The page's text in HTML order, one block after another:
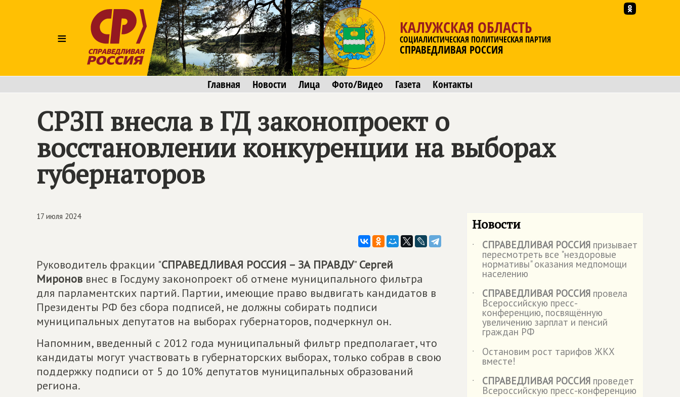
≡
КАЛУЖСКАЯ ОБЛАСТЬ
СОЦИАЛИСТИЧЕСКАЯ ПОЛИТИЧЕСКАЯ ПАРТИЯ
СПРАВЕДЛИВАЯ РОССИЯ
Главная Новости Лица Фото/Видео Газета Контакты
СРЗП внесла в ГД законопроект о
восстановлении конкуренции на выборах
губернаторов
17 июля 2024
Руководитель фракции "СПРАВЕДЛИВАЯ РОССИЯ – ЗА ПРАВДУ"Сергей
Миронов внес в Госдуму законопроект об отмене муниципального фильтра
для парламентских партий. Партии, имеющие право выдвигать кандидатов в
Президенты РФ без сбора подписей, не должны собирать подписи
муниципальных депутатов на выборах губернаторов, подчеркнул он.
Напомним, введенный с 2012 года муниципальный фильтр предполагает, что
кандидаты могут участвовать в губернаторских выборах, только собрав в свою
поддержку подписи от 5 до 10% депутатов муниципальных образований
региона.
Новости
˙ СПРАВЕДЛИВАЯ РОССИЯ призывает
пересмотреть все "нездоровые
нормативы" оказания медпомощи
населению
˙
СПРАВЕДЛИВАЯ РОССИЯ провела
Всероссийскую пресс-
конференцию, посвящённую
увеличению зарплат и пенсий
граждан РФ
˙
Остановим рост тарифов ЖКХ
вместе!
˙
СПРАВЕДЛИВАЯ РОССИЯ проведет
Всероссийскую пресс-конференцию